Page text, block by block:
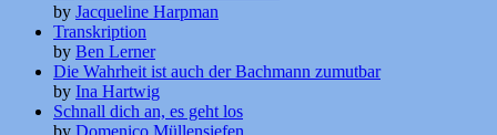
by Jacqueline Harpman
Transkription
by Ben Lerner
Die Wahrheit ist auch der Bachmann zumutbar
by Ina Hartwig
Schnall dich an, es geht los
by Domenico Müllensiefen